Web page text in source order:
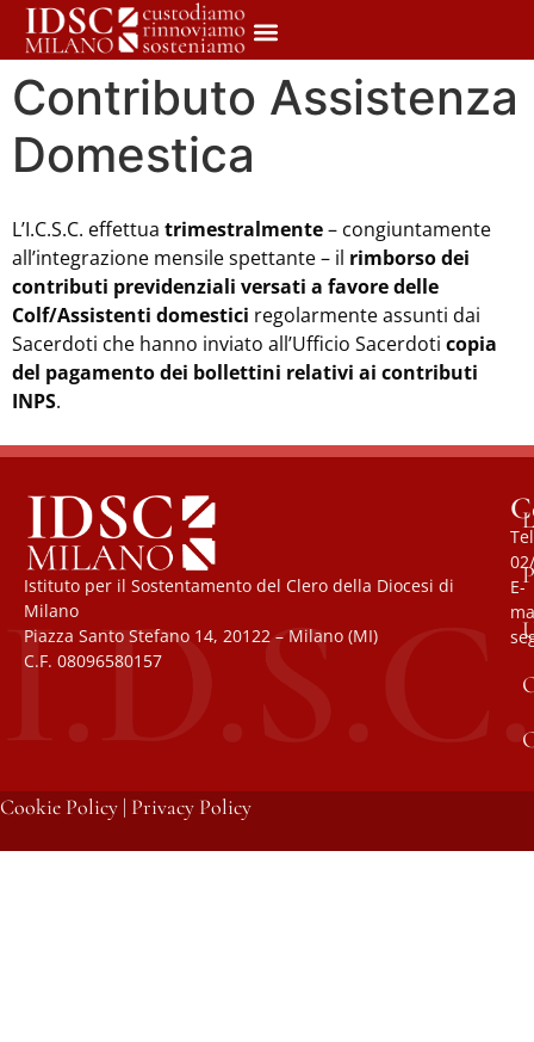
Contributo Assistenza
Domestica
L’I.C.S.C. effettua trimestralmente– congiuntamente
all’integrazione mensile spettante – il rimborso dei
contributi previdenziali versati a favore delle
Colf/Assistenti domestici regolarmente assunti dai
Sacerdoti che hanno inviato all’Ufficio Sacerdoti copia
del pagamento dei bollettini relativi ai contributi
INPS.
Istituto per il Sostentamento del Clero della Diocesi di
Milano
Piazza Santo Stefano 14, 20122 – Milano (MI)
C.F. 08096580157
E-
Cookie Policy | Privacy Policy